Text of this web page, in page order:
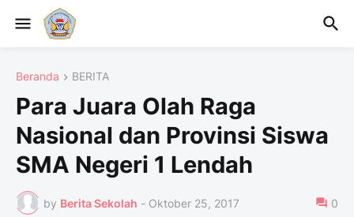
Beranda BERITA
Para Juara Olah Raga
Nasional dan Provinsi Siswa
SMA Negeri 1 Lendah
by Berita Sekolah - Oktober 25, 2017 0